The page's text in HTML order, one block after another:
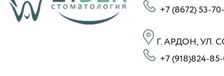
+7 (8672) 53-
Г. АРДОН, УЛ.
+7 (918)824-